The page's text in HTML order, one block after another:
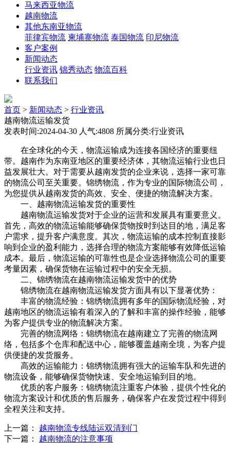
马来西亚物流
越南物流
其他东南亚物流
菲律宾物流 柬埔寨物流 泰国物流 印尼物流
客户案例
新闻动态
行业资讯 锦秀动态 物流百科
联系我们
首页 > 新闻动态 > 行业资讯
越南物流运输发货
发表时间:2024-04-30 人气:4808 所属分类:行业资讯
在全球化的今天，物流运输成为连接各国经济的重要纽
带。越南作为东南亚地区的重要经济体，其物流运输行业也日
益发展壮大。对于需要从越南发货的企业来说，选择一家可靠
的物流公司至关重要。锦绣物流，作为专业的国际物流公司，
为您提供从越南发货的高效、安全、便捷的物流解决方案。
一、越南物流运输发货的重要性
越南物流运输发货对于企业的运营和发展具有重要意义。
首先，高效的物流运输能够确保货物按时到达目的地，满足客
户需求，提升客户满意度。其次，物流运输的成本控制直接影
响到企业的盈利能力，选择合理的物流方案能够有效降低运输
成本。最后，物流运输的可靠性也是企业选择物流公司的重要
考量因素，确保货物在运输过程中的安全无损。
二、锦绣物流在越南物流运输发货中的优势
锦绣物流在越南物流运输发货方面具有以下显著优势：
丰富的物流经验：锦绣物流拥有多年的国际物流经验，对
越南地区的物流运输有着深入的了解和丰富的操作经验，能够
为客户提供专业的物流解决方案。
完善的物流网络：锦绣物流在越南建立了完善的物流网
络，包括多个仓库和配送中心，能够覆盖越南全境，为客户提
供便捷的发货服务。
高效的运输能力：锦绣物流拥有强大的运输车队和先进的
物流设备，能够确保货物快速、安全地运输到目的地。
优质的客户服务：锦绣物流注重客户体验，提供个性化的
物流方案设计和优质的售后服务，确保客户在发货过程中得到
全程关注和支持。
上一篇： 越南物流专线陆运双清到门
下一篇： 越南物流的注意事项